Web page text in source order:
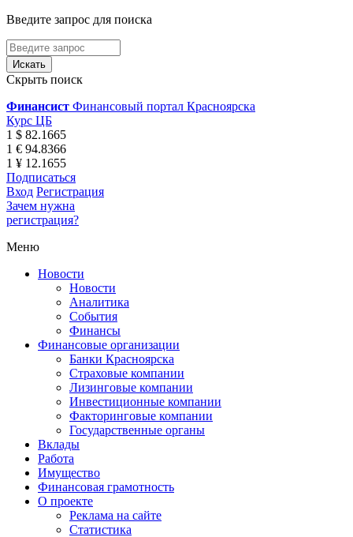
Введите запрос для поиска
Скрыть поиск
Финансист Финансовый портал Красноярска
Курс ЦБ
1 $ 82.1665
1 € 94.8366
1 ¥ 12.1655
Подписаться
Вход Регистрация
Зачем нужна
регистрация?
Меню
Новости
Новости
Аналитика
События
Финансы
Финансовые организации
Банки Красноярска
Страховые компании
Лизинговые компании
Инвестиционные компании
Факторинговые компании
Государственные органы
Вклады
Работа
Имущество
Финансовая грамотность
О проекте
Реклама на сайте
Статистика